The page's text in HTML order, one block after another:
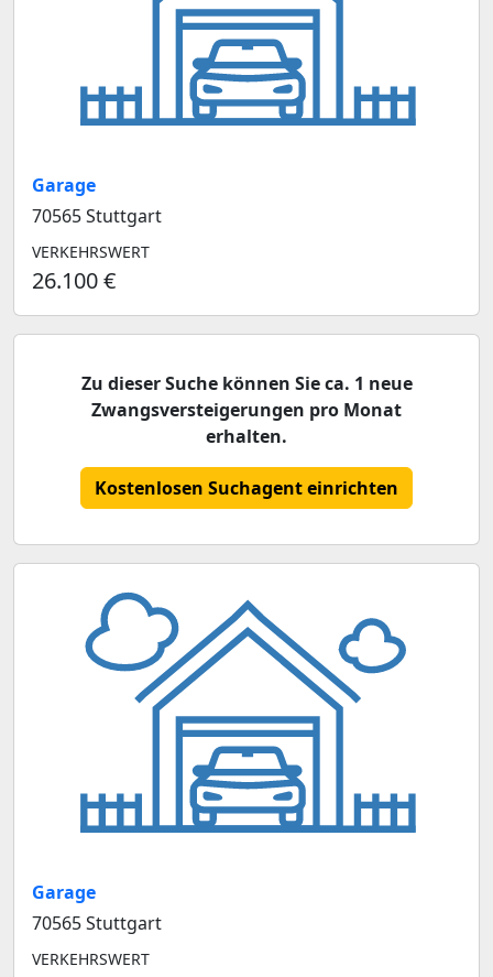
Garage
70565 Stuttgart
VERKEHRSWERT
26.100 €
Zu dieser Suche können Sie ca. 1 neue
Zwangsversteigerungen pro Monat
erhalten.
Kostenlosen Suchagent einrichten
Garage
70565 Stuttgart
VERKEHRSWERT